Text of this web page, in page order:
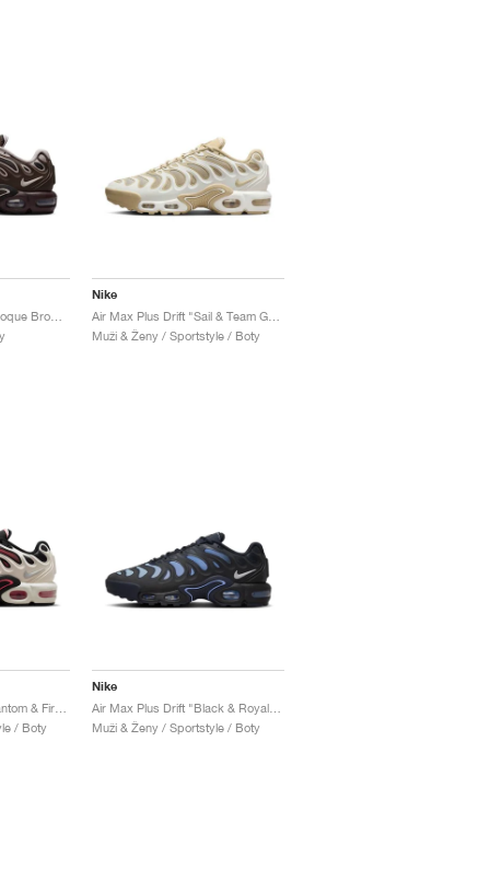
Air Max Plus Drift "Baroque Brown"
Nike
Muži & Ženy / Sportstyle / Boty
Air Max Plus Drift "Phantom & Fire Red"
/ Boty
Nike
Muži & Ženy / Sportstyle / Boty